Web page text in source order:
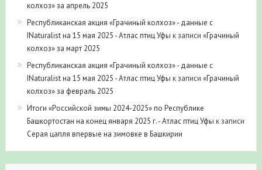
колхоз» за апрель 2025
Республиканская акция «Грачиный колхоз» - данные с
INaturalist на 15 мая 2025 - Атлас птиц Уфы к записи «Грачиный
колхоз» за март 2025
Республиканская акция «Грачиный колхоз» - данные с
INaturalist на 15 мая 2025 - Атлас птиц Уфы к записи «Грачиный
колхоз» за февраль 2025
Итоги «Российской зимы 2024-2025» по Республике
Башкортостан на конец января 2025 г. - Атлас птиц Уфы к записи
Серая цапля впервые на зимовке в Башкирии